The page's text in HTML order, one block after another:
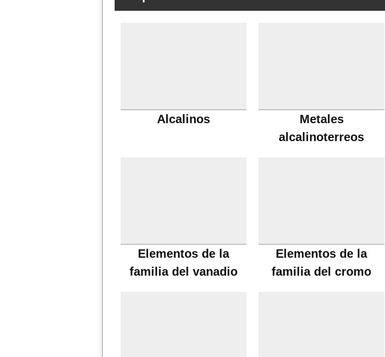
Alcalinos
Metales
alcalinoterreos
Elementos de la
familia del vanadio
Elementos de la
familia del cromo